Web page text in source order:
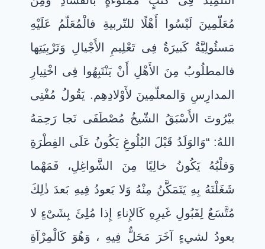
مُعَلّمِينَ لَيْسُوا أَهْلًا للتّربيةِ فالْمُعَلّمُ عَلَيْهِ
مَسئُولِيَّةٌ كَبيرَةٌ فِى تَعْلِيمِ الأَجْيالِ وَتَرْبِيَتِها
فالمطلُوبُ مِنَ الأَهْلِ أَنْ يَنْتَبِهُوا فِى اخْتِيارِ
المدارِسِ وَالمعلّمِينَ لأَوْلادِهِم. يَقُولُ مُفْتِى
بيْرُوتَ الأَسْبَقُ الشّيخُ مُصْطَفَى نَجا رَحِمَهُ
اللهُ: “وَالوَلَدُ قَبْلَ البُلُوغِ يَكُونُ عَلَى الفِطْرَةِ
وَقلْبُهُ يَكُونُ خالِيًا مِنَ الشَّواغِلِ، فَمَهْما
شَغَلْتَهُ بِهِ يَتَمَكَّنُ مِنْهُ وَلا يَعودُ فِيهِ بَعدَ ذٰلِكَ
مُتَّسَعٌ لِقَبُولِ غَيرِهِ كَالإِناءِ إِذا مُلِئَ بِشَىْءٍ لا
يعودُ لشيءٍ آخَرَ مَحَلٌّ فِيهِ ، وَهُوَ كَالْمِرْآةِ